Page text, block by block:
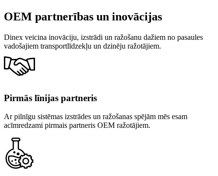
OEM partnerības un inovācijas
Dinex veicina inovāciju, izstrādi un ražošanu dažiem no pasaules
vadošajiem transportlīdzekļu un dzinēju ražotājiem.
Pirmās līnijas partneris
Ar pilnīgu sistēmas izstrādes un ražošanas spējām mēs esam
acīmredzami pirmais partneris OEM ražotājiem.